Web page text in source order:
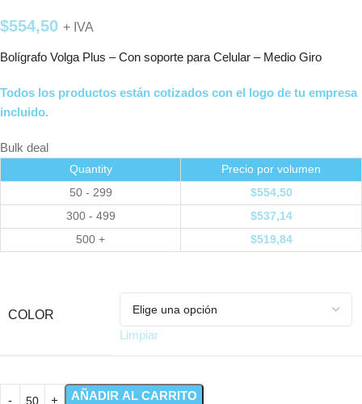
$554,50 + IVA
Bolígrafo Volga Plus – Con soporte para Celular – Medio Giro
Todos los productos están cotizados con el logo de tu empresa
incluido.
Bulk deal
Quantity
Precio por volumen
50 - 299
$554,50
300 - 499
$537,14
500 +
$519,84
COLOR
Limpiar
AÑADIR AL CARRITO